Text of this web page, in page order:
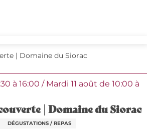
| Domaine du Siorac
à 16:00 / Mardi 11 août de 10:00 à
| Domaine du Siorac
DÉGUSTATIONS / REPAS